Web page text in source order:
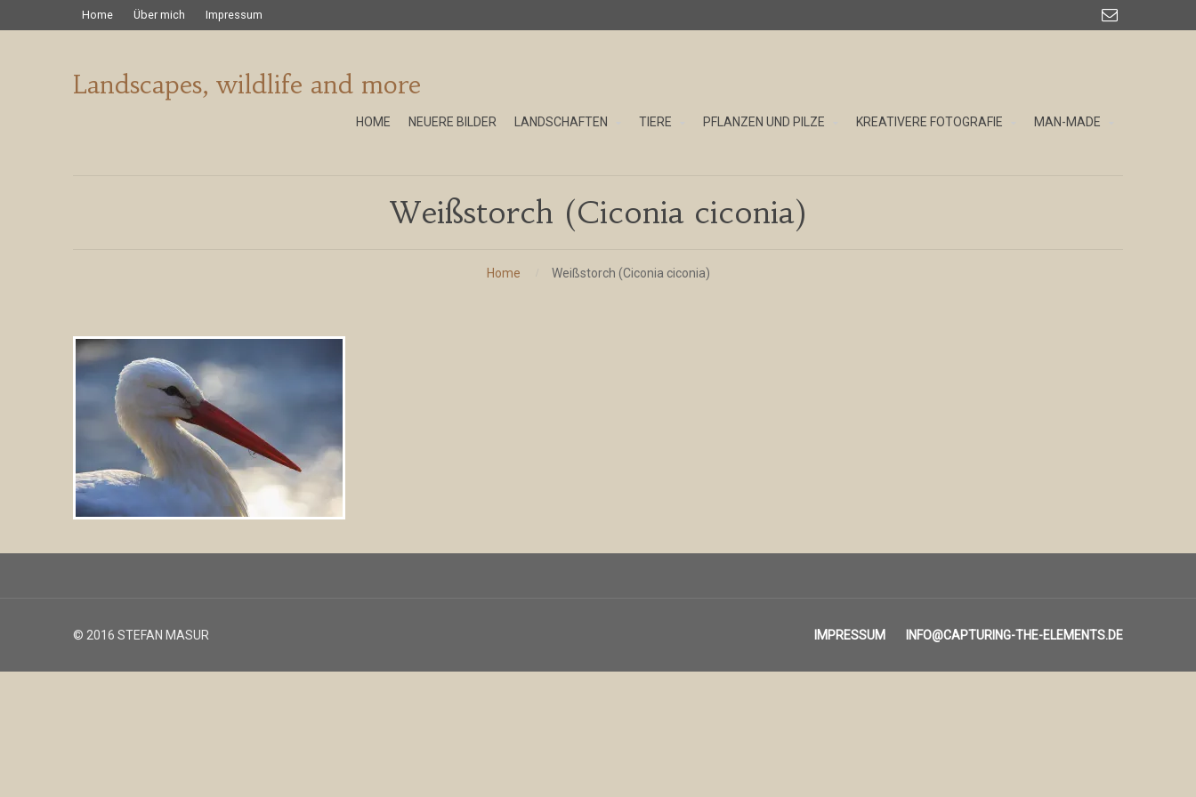
Home Über mich Impressum 
Landscapes, wildlife and more
HOME NEUERE BILDER LANDSCHAFTEN TIERE PFLANZEN UND PILZE KREATIVERE FOTOGRAFIE MAN-MADE
Weißstorch (Ciconia ciconia)
Home Weißstorch (Ciconia ciconia)
IMPRESSUM INFO@CAPTURING-THE-ELEMENTS.DE
© 2016 STEFAN MASUR